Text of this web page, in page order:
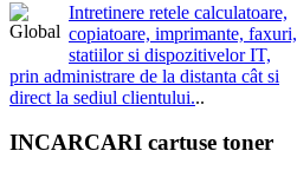
Intretinere retele calculatoare,
copiatoare, imprimante, faxuri,
statiilor si dispozitivelor IT,
prin administrare de la distanta cât si
direct la sediul clientului...
INCARCARI cartuse toner